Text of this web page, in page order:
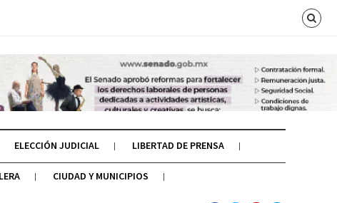
ELECCIÓN JUDICIAL LIBERTAD DE PRENSA
CIUDAD Y MUNICIPIOS